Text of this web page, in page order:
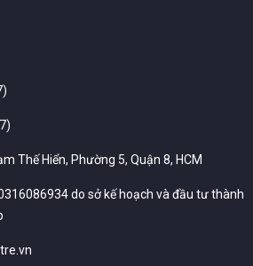
Thế Hiển, Phường 5, Quận 8, HCM
do sở kế hoạch và đầu tư thành